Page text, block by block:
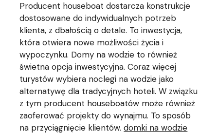
Producent houseboat dostarcza konstrukcje
dostosowane do indywidualnych potrzeb
klienta, z dbałością o detale. To inwestycja,
która otwiera nowe możliwości życia i
wypoczynku. Domy na wodzie to również
świetna opcja inwestycyjna. Coraz więcej
turystów wybiera noclegi na wodzie jako
alternatywę dla tradycyjnych hoteli. W związku
z tym producent houseboatów może również
zaoferować projekty do wynajmu. To sposób
na przyciągnięcie klientów.domki na wodzie